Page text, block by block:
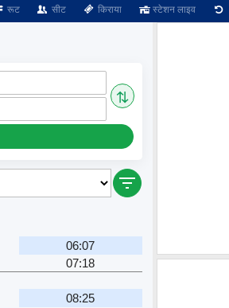
रूट सीट किराया स्टेशन लाइव
⇅
06:07
07:18
08:25